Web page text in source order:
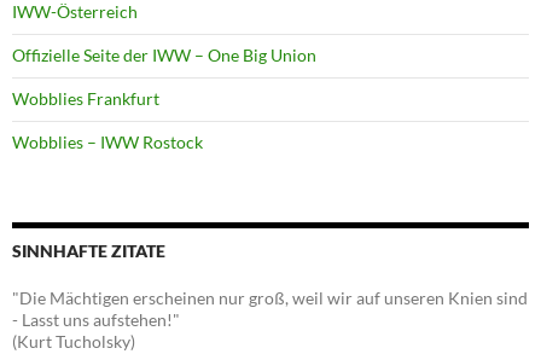
IWW-Österreich
Offizielle Seite der IWW – One Big Union
Wobblies Frankfurt
Wobblies – IWW Rostock
SINNHAFTE ZITATE
"Die Mächtigen erscheinen nur groß, weil wir auf unseren Knien sind
- Lasst uns aufstehen!"
(Kurt Tucholsky)